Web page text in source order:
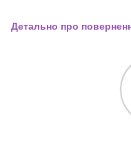
Детально про